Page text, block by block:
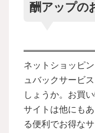
酬アップの
ネットショッピ
ュバックサービ
しょうか。お買
サイトは他にも
る便利でお得な